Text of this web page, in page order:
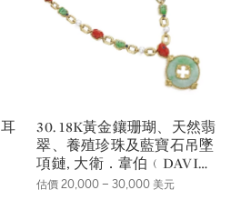
30. 18K黃金鑲珊瑚、天然翡
翠、養殖珍珠及藍寶石吊墜
項鏈, 大衛．韋伯﹙DAVID
WEBB﹚
估價 20,000 – 30,000 美元